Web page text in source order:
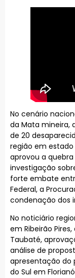
No cenário
da Mata mineira,
de 20
região em estado
aprovou a quebra
investigação
forte embate
Federal, a
condenação dos
No noticiário
em Ribeirão
Taubaté,
análise de
apresentação do
do Sul em